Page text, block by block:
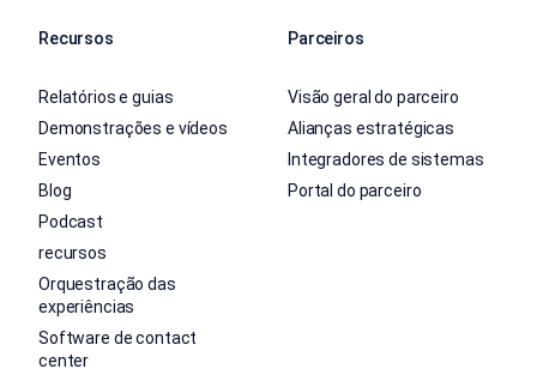
Recursos
Relatórios e guias
Demonstrações e vídeos
Eventos
Blog
Podcast
recursos
Orquestração das
experiências
Software de contact
center
Parceiros
Visão geral do parceiro
Alianças estratégicas
Integradores de sistemas
Portal do parceiro